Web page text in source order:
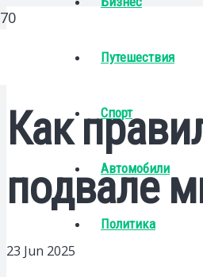
Путешествия
Спорт
Автомобили
Политика
Как
подвале
23 Jun 2025